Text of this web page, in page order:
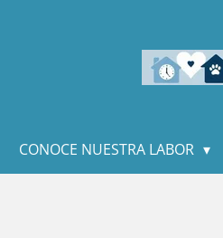
CONOCE NUESTRA LABOR